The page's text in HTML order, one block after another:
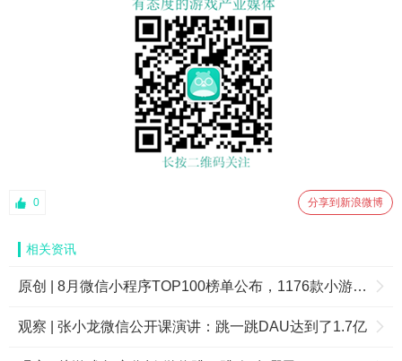
0 分享到新浪微博
相关资讯
原创 | 8月微信小程序TOP100榜单公布，1176款小游戏被处理
观察 | 张小龙微信公开课演讲：跳一跳DAU达到了1.7亿